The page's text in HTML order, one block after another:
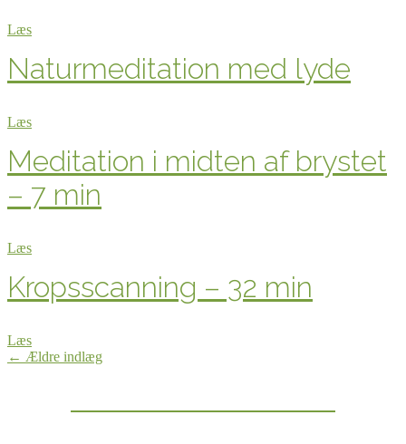
Læs
Naturmeditation med lyde
Læs
Meditation i midten af brystet
– 7 min
Læs
Kropsscanning – 32 min
Læs
Indlægsnavigation
← Ældre indlæg